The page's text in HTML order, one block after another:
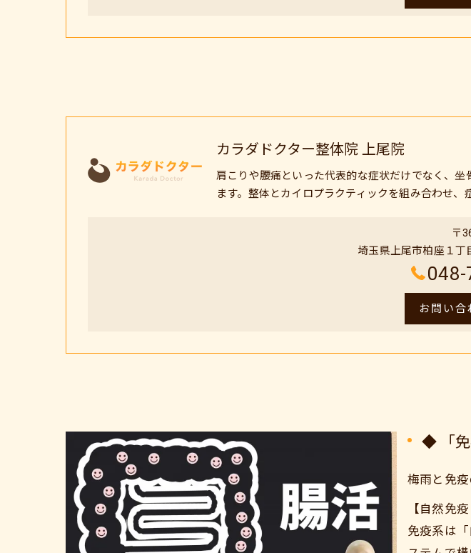
カラダドクター整体院 上尾院
肩こりや腰痛といった代表的な症状だけでなく、
ます。整体とカイロプラクティックを組み合わせ、
〒
埼玉県上尾市柏座１丁
048-
お問い合
◆ 「免
梅雨と免
【自然免
免疫系は